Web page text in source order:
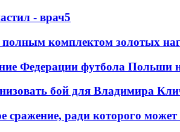
- врач5
комплектом золотых
Федерации футбола Польши
бой для Владимира
сражение, ради которого может